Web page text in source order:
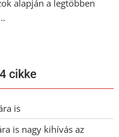
alapján a legtöbben
cikke
is
is nagy kihívás az